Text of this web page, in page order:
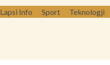
Lapsi Info Sport Teknologji